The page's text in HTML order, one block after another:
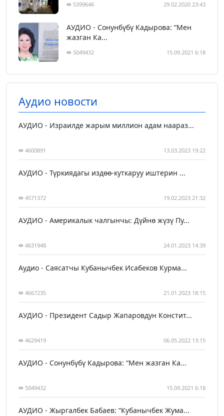
5399646 29.02.2020 23:43
АУДИО - Сонунбүбү Кадырова: “Мен
жазган Ка...
5049432 15.09.2021 6:18
Аудио новости
АУДИО - Израилде жарым миллион адам наараз...
4600891 13.03.2023 19:22
АУДИО - Түркиядагы издөө-куткаруу иштерин ...
4571372 19.02.2023 21:32
АУДИО - Америкалык чалгынчы: Дүйнө жүзү Пу...
4631948 24.01.2023 14:39
Аудио - Саясатчы Кубанычбек Исабеков Курма...
4667235 21.01.2023 18:15
АУДИО - Президент Садыр Жапаровдун Констит...
4629419 06.05.2022 13:15
АУДИО - Сонунбүбү Кадырова: “Мен жазган Ка...
5049432 15.09.2021 6:18
АУДИО - Жыргалбек Бабаев: “Кубанычбек Жума...